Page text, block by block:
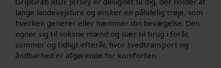
lange landevejsture og ønsker en pålidelig trøje, som
hverken generer eller hæmmer din bevægelse. Den
egner sig til voksne mænd og især til brug i forår,
sommer og tidligt efterår, hvor svedtransport og
åndbarhed er afgørende for komforten.